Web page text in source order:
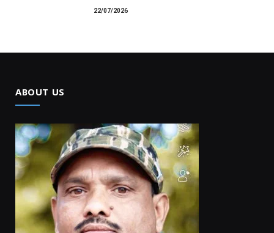
22/07/2026
ABOUT US